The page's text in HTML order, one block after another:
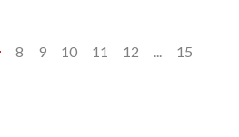
8 9 10 11 12 ... 15